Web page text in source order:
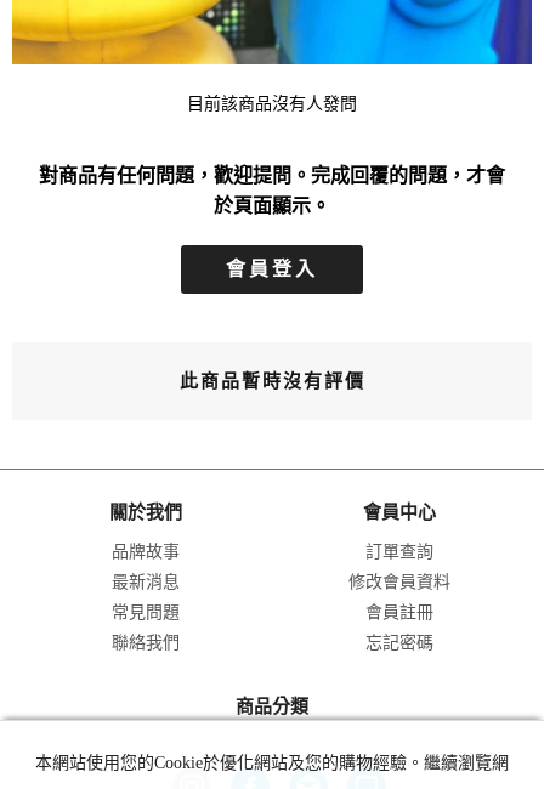
目前該商品沒有人發問
對商品有任何問題，歡迎提問。完成回覆的問題，才會
於頁面顯示。
會員登入
此商品暫時沒有評價
關於我們
品牌故事
最新消息
常見問題
聯絡我們
會員中心
訂單查詢
修改會員資料
會員註冊
忘記密碼
商品分類
本網站使用您的Cookie於優化網站及您的購物經驗。繼續瀏覽網